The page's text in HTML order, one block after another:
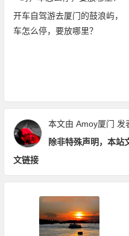
开车自驾游去厦门的鼓浪屿，
车怎么停，要放哪里？
本文由 Amoy厦门 发
除非特殊声明，本站
文链接